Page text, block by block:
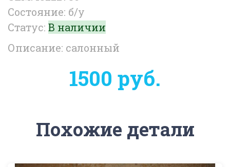
Состояние: б/у
Статус: В наличии
Описание: салонный
1500 руб.
Похожие детали